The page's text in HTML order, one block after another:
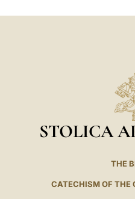
STOLICA
THE
CATECHISM OF THE